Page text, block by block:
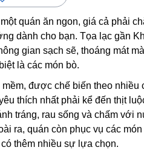
quán ăn ngon, giá cả phải
dành cho bạn. Tọa lạc gần
gian sạch sẽ, thoáng mát
là các món bò.
được chế biến theo nhiều
thích nhất phải kể đến thịt
tráng, rau sống và chấm với
ra, quán còn phục vụ các
thêm nhiều sự lựa chọn.